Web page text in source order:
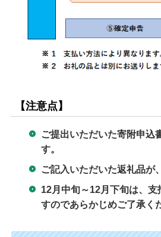
【注意点】
ご提出いただいた寄附申込
す。
ご記入いただいた返礼品が
12月中旬～12月下旬は、
すのであらかじめご了承く